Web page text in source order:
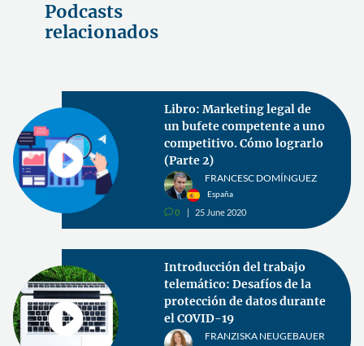
Podcasts
relacionados
Libro: Marketing legal de
un bufete competente a uno
competitivo. Cómo lograrlo
(Parte 2)
FRANCESC DOMÍNGUEZ
España
v0 25 June 2020
Introducción del trabajo
telemático: Desafíos de la
protección de datos durante
el COVID-19
FRANZISKA NEUGEBAUER